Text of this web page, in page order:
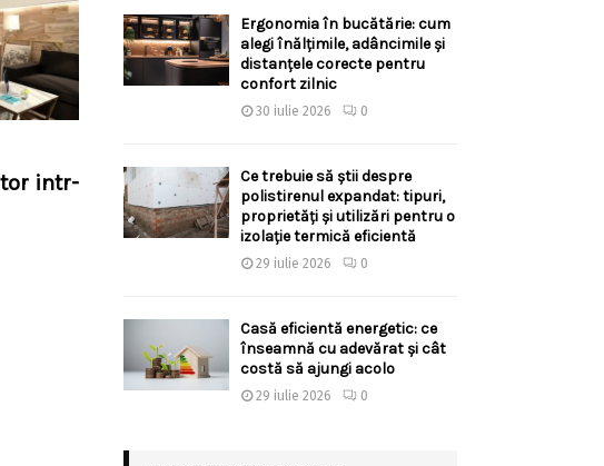
intr-
Ergonomia în bucătărie: cum
alegi înălțimile, adâncimile și
distanțele corecte pentru
confort zilnic
30 iulie 2026 0
Ce trebuie să știi despre
polistirenul expandat: tipuri,
proprietăți și utilizări pentru o
izolație termică eficientă
29 iulie 2026 0
Casă eficientă energetic: ce
înseamnă cu adevărat și cât
costă să ajungi acolo
29 iulie 2026 0